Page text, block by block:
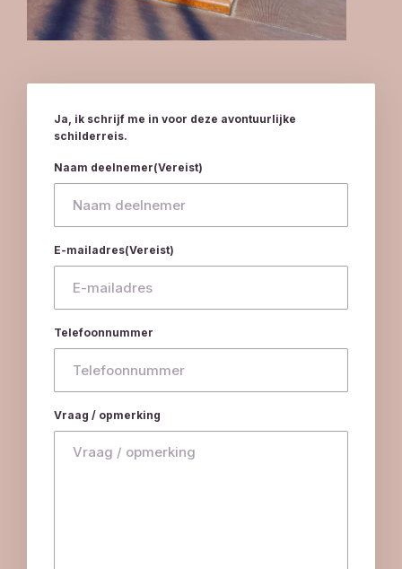
Ja, ik schrijf me in voor deze avontuurlijke
schilderreis.
Naam deelnemer(Vereist)
E-mailadres(Vereist)
Telefoonnummer
Vraag / opmerking